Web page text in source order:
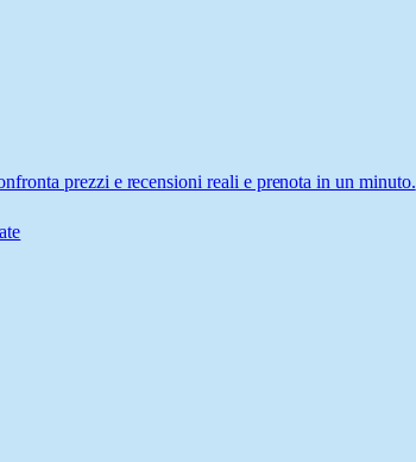
prezzi e recensioni reali e prenota in un minuto.